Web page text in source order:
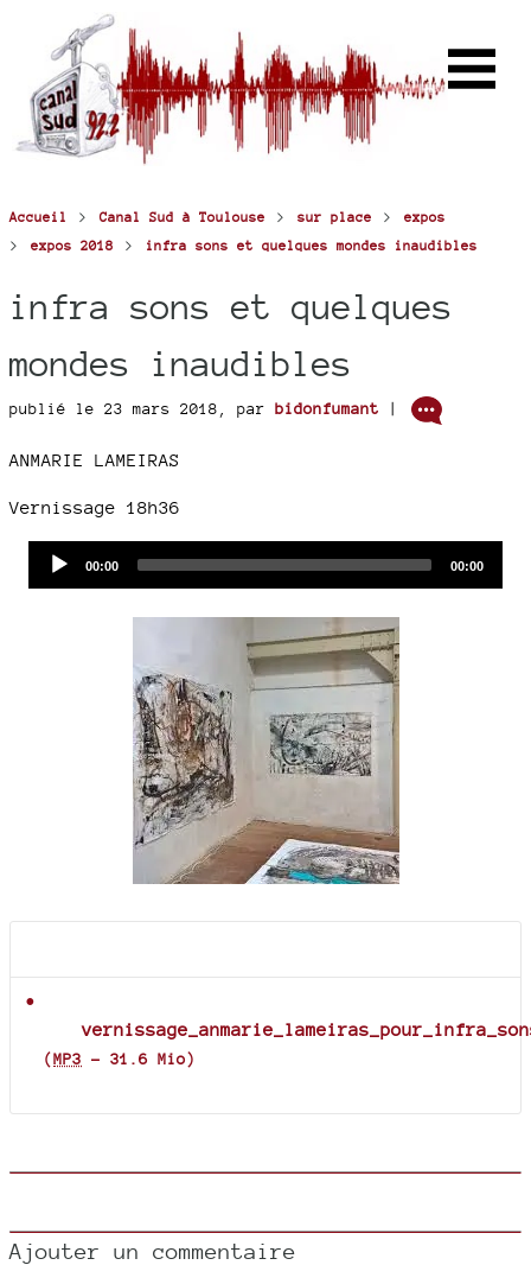
Accueil > Canal Sud à Toulouse > sur place > expos
> expos 2018 > infra sons et quelques mondes inaudibles
infra sons et quelques
mondes inaudibles
publié le 23 mars 2018, par bidonfumant |
ANMARIE LAMEIRAS
Vernissage 18h36
Current
00:00
Total
00:00
(MP3 - 31.6 Mio)
Ajouter un commentaire